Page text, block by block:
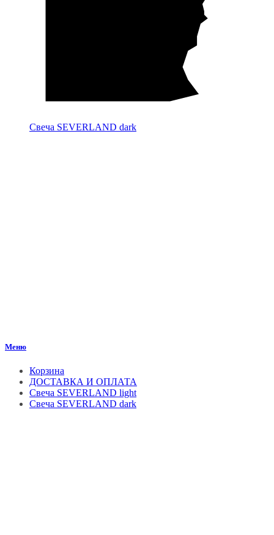
Свеча SEVERLAND dark
Меню
Корзина
ДОСТАВКА И ОПЛАТА
Свеча SEVERLAND light
Свеча SEVERLAND dark